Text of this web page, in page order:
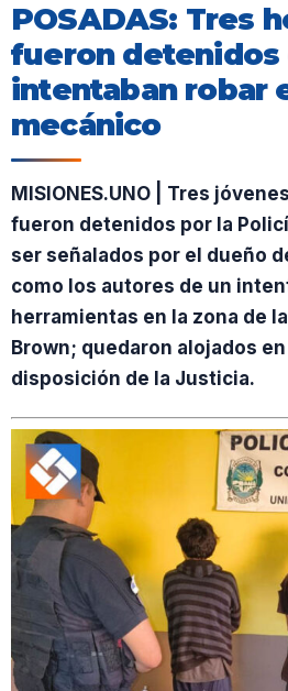
POSADAS: Tres
fueron detenidos
intentaban robar
mecánico
MISIONES.UNO | Tres
fueron detenidos por la
ser señalados por el dueño
como los autores de un
herramientas en la zona de
Brown; quedaron alojados en
disposición de la Justicia.